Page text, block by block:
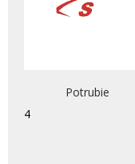
Potrubie
4